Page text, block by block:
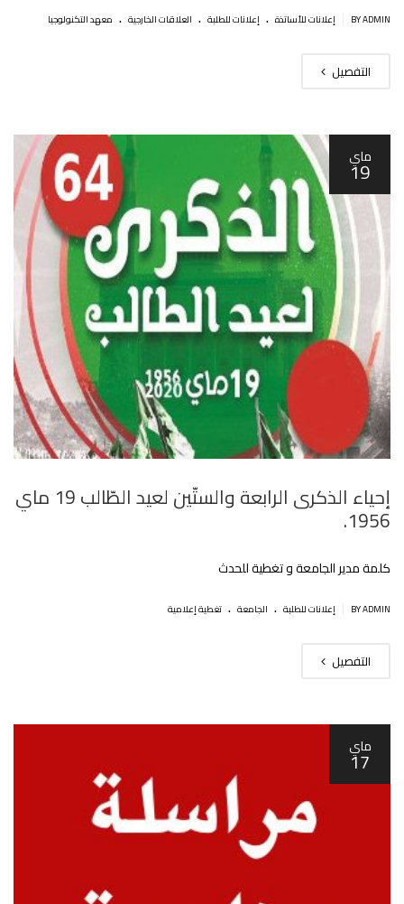
BY ADMIN إعلانات للأساتذة . إعلانات للطلبة . العلاقات الخارجية . معهد التكنولوجيا
التفصيل
ماي
19
إحياء الذكرى الرابعة والستّين لعيد الطّالب 19 ماي
1956.
كلمة مدير الجامعة و تغطية للحدث
BY ADMIN إعلانات للطلبة . الجامعة . تغطية إعلامية
التفصيل
ماي
17